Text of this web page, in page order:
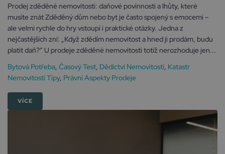
Prodej zděděné nemovitosti: daňové povinnosti a lhůty, které
musíte znát Zděděný dům nebo byt je často spojený s emocemi –
ale velmi rychle do hry vstoupí i praktické otázky. Jedna z
nejčastějších zní: „Když zdědím nemovitost a hned ji prodám, budu
platit daň?“ U prodeje zděděné nemovitosti totiž nerozhoduje jen...
Bytová Potřeba, Časový Test, Dědictví Nemovitosti, Katastr
Nemovitostí Tipy, Právní Aspekty Prodeje
VÍCE